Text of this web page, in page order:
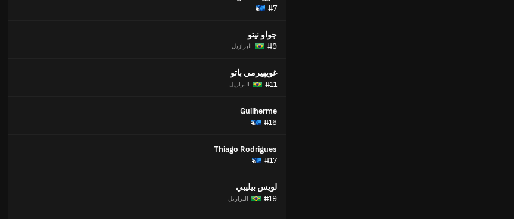
#7
جواو نيتو
#9
البرازيل
غويهيرمي باتو
#11
البرازيل
Guilherme
#16
Thiago Rodrigues
#17
لويس بيليبي
#19
البرازيل